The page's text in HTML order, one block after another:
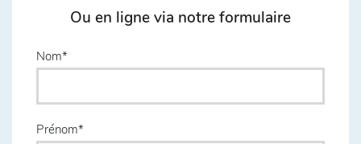
Ou en ligne via notre formulaire
Nom
Prénom